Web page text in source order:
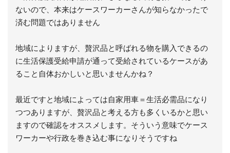
ないので、本来はケースワーカーさんが知らなかったで
済む問題ではありません
地域によりますが、贅沢品と呼ばれる物を購入できるの
に生活保護受給申請が通って受給されているケースがあ
ること自体おかしいと思いませんかね？
最近ですと地域によっては自家用車＝生活必需品になり
つつありますが、贅沢品と考える方も多くいるかと思い
ますので確認をオススメします。そういう意味でケース
ワーカーや行政を巻き込む事になりそうですね